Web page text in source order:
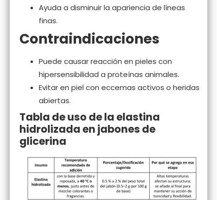
Ayuda a disminuir la apariencia de líneas
finas.
Contraindicaciones
Puede causar reacción en pieles con
hipersensibilidad a proteínas animales.
Evitar en piel con eccemas activos o heridas
abiertas.
Tabla de uso de la elastina
hidrolizada en jabones de
glicerina